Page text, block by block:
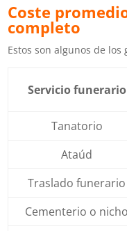
Coste
completo
Estos son algunos de
Servicio funerario
Tanatorio
Ataúd
Traslado funerario
Cementerio o nicho